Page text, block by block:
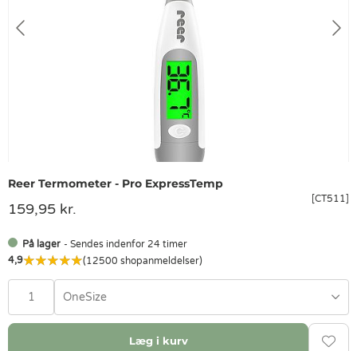
Reer Termometer - Pro ExpressTemp
[CT511]
159,95 kr.
På lager - Sendes indenfor 24 timer
4,9
(12500 shopanmeldelser)
OneSize
Læg i kurv